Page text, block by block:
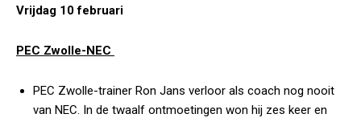
Vrijdag 10 februari
PEC Zwolle-NEC
PEC Zwolle-trainer Ron Jans verloor als coach nog nooit
van NEC. In de twaalf ontmoetingen won hij zes keer en